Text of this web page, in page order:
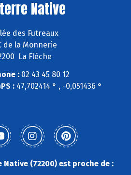
Native
des Futreaux
de la Monnerie
La Flèche
:02 43 45 80 12
:47,702414 ° , -0,051436 °
(72200) est proche de :